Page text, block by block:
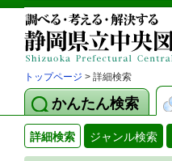
トップページ > 詳細検索
かんたん検索
詳細検索 ジャンル検索